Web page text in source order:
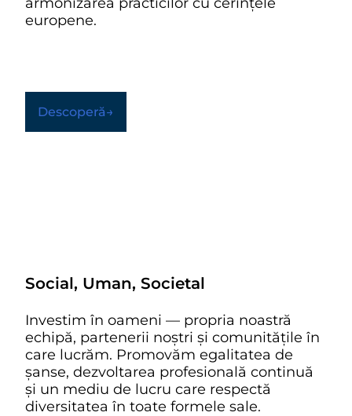
europene.
Descoperă→
Social, Uman, Societal
Investim în oameni — propria noastră
echipă, partenerii noștri și comunitățile în
care lucrăm. Promovăm egalitatea de
șanse, dezvoltarea profesională continuă
și un mediu de lucru care respectă
diversitatea în toate formele sale.